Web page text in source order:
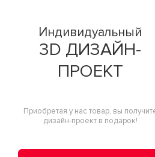
Индивидуальный
3D ДИЗАЙН-
ПРОЕКТ
Приобретая у нас товар, вы
дизайн-проект в подарок!